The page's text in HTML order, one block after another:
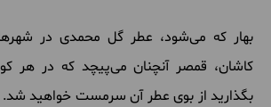
بهار که می‌شود، عطر گل محمدی در
کاشان، قمصر آنچنان می‌پیچد که در هر
بگذارید از بوی عطر آن سرمست خواهید شد.